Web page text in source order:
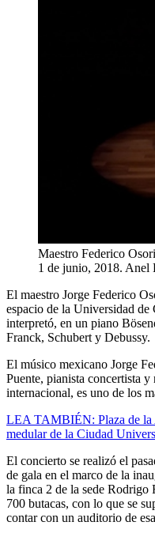
Maestro Federico
1 de junio, 2018. Anel
El maestro Jorge Federico
espacio de la Universidad
interpretó, en un piano
Franck, Schubert y Debussy.
El músico mexicano Jorge
Puente, pianista concertista
internacional, es uno de los
LEA TAMBIÉN: Plaza de la
medular de la Ciudad
El concierto se realizó el
de gala en el marco de la
la finca 2 de la sede Rodrigo
700 butacas, con lo que se
contar con un auditorio de